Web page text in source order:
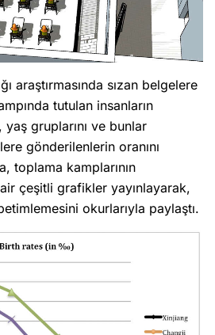
araştırmasında sızan belgelere
tutulan insanların
yaş gruplarını ve bunlar
gönderilenlerin oranını
toplama kamplarının
çeşitli grafikler yayınlayarak,
okurlarıyla paylaştı.